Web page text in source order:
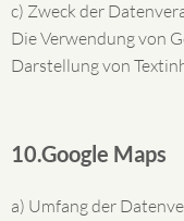
c) Zweck der
Die Verwendung von
Darstellung von
10.Google Maps
a) Umfang der